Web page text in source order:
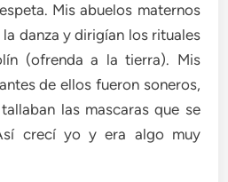
Mis abuelos maternos
danza y dirigían los rituales
(ofrenda a la tierra). Mis
de ellos fueron soneros,
las mascaras que se
crecí yo y era algo muy